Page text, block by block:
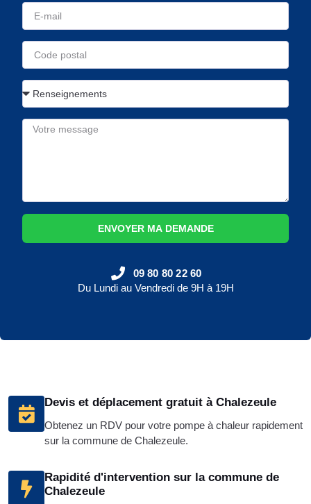
Devis et déplacement gratuit à Chalezeule
Obtenez un RDV pour votre pompe à chaleur rapidement
sur la commune de Chalezeule.
Rapidité d'intervention sur la commune de
Chalezeule
ENVOYER MA DEMANDE
09 80 80 22 60
Du Lundi au Vendredi de 9H à 19H